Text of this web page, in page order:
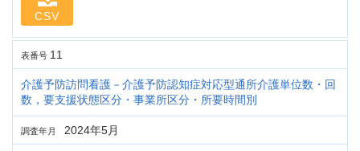
CSV
表番号 11
介護予防訪問看護－介護予防認知症対応型通所介護単位数・回
数，要支援状態区分・事業所区分・所要時間別
調査年月 2024年5月